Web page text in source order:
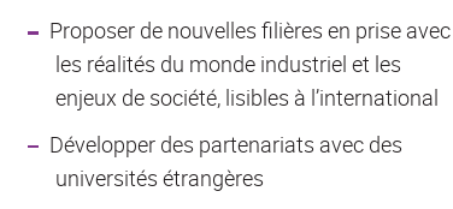
Proposer de nouvelles filières en prise avec
les réalités du monde industriel et les
enjeux de société, lisibles à l’international
Développer des partenariats avec des
universités étrangères